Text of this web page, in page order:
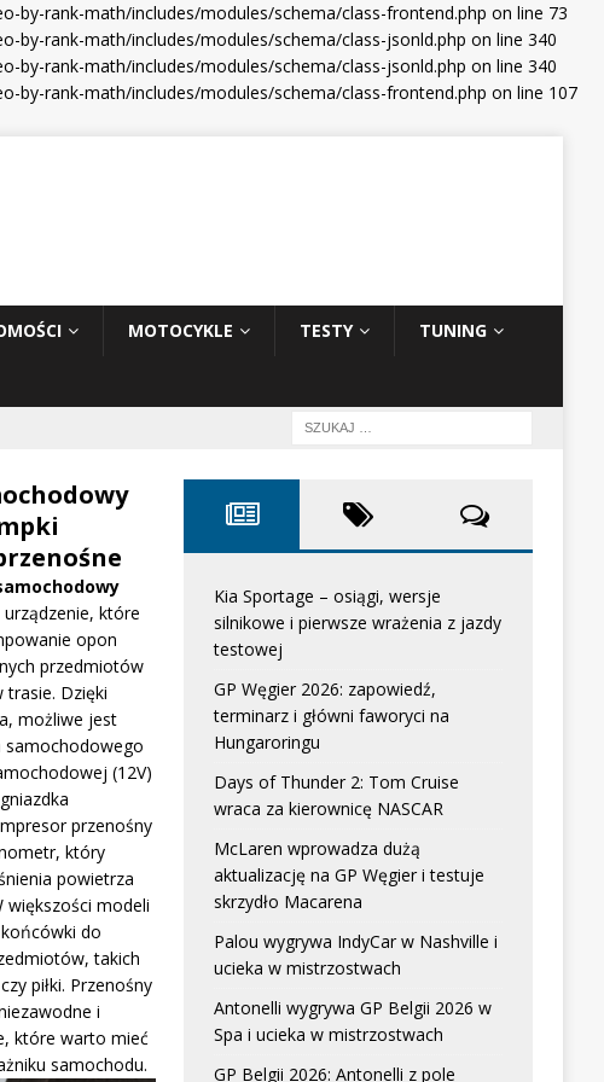
by-rank-math/includes/modules/schema/class-frontend.php on line 73
by-rank-math/includes/modules/schema/class-jsonld.php on line 340
by-rank-math/includes/modules/schema/class-jsonld.php on line 340
by-rank-math/includes/modules/schema/class-frontend.php on line 107
MOTOCYKLE TESTY TUNING
które
opon
przedmiotów
Dzięki
możliwe jest
samochodowego
(12V)
przenośny
który
powietrza
większości modeli
do
takich
piłki. Przenośny
i
które warto mieć
samochodu.
Kia Sportage – osiągi, wersje
silnikowe i pierwsze wrażenia z jazdy
testowej
GP Węgier 2026: zapowiedź,
terminarz i główni faworyci na
Hungaroringu
Days of Thunder 2: Tom Cruise
wraca za kierownicę NASCAR
McLaren wprowadza dużą
aktualizację na GP Węgier i testuje
skrzydło Macarena
Palou wygrywa IndyCar w Nashville i
ucieka w mistrzostwach
Antonelli wygrywa GP Belgii 2026 w
Spa i ucieka w mistrzostwach
GP Belgii 2026: Antonelli z pole